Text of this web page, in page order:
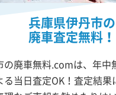
兵庫県伊丹市の
廃車査定無料！
の廃車無料.comは、年中
る当日査定OK！査定結果